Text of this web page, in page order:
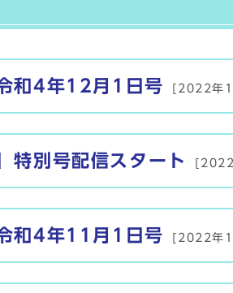
和4年12月1日号 [2022年
特別号配信スタート [2022
和4年11月1日号 [2022年